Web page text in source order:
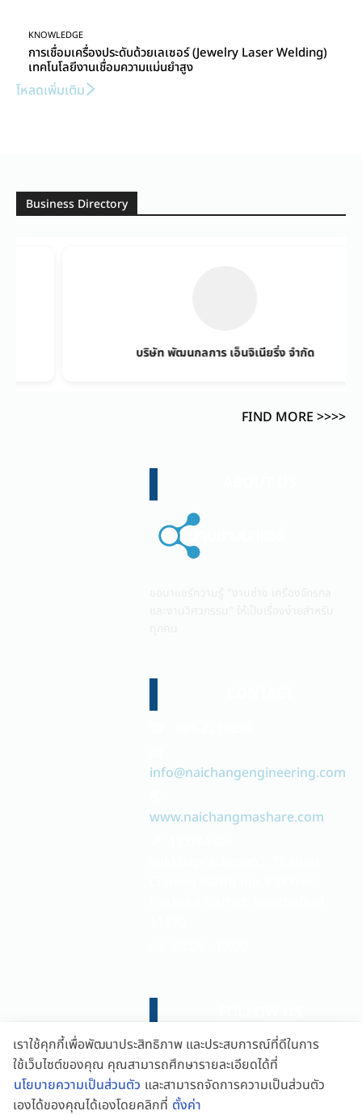
KNOWLEDGE
การเชื่อมเครื่องประดับด้วยเลเซอร์ (Jewelry Laser Welding)
เทคโนโลยีงานเชื่อมความแม่นยำสูง
โหลดเพิ่มเติม
Business Directory
บริษัท พัฒนกลการ เอ็นจิเนียริ่ง จำกัด
FIND MORE >>>>
info@naichangengineering.com
www.naichangmashare.com
เราใช้คุกกี้เพื่อพัฒนาประสิทธิภาพ และประสบการณ์ที่ดีในการ
ใช้เว็บไซต์ของคุณ คุณสามารถศึกษารายละเอียดได้ที่
นโยบายความเป็นส่วนตัว และสามารถจัดการความเป็นส่วนตัว
เองได้ของคุณได้เองโดยคลิกที่ ตั้งค่า